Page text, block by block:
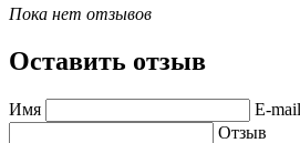
Пока нет отзывов
Оставить отзыв
Имя
E-mail
Отзыв